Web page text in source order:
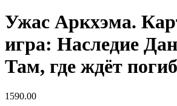
Ужас Аркхэма.
игра: Наследие
Там, где ждёт
1590.00